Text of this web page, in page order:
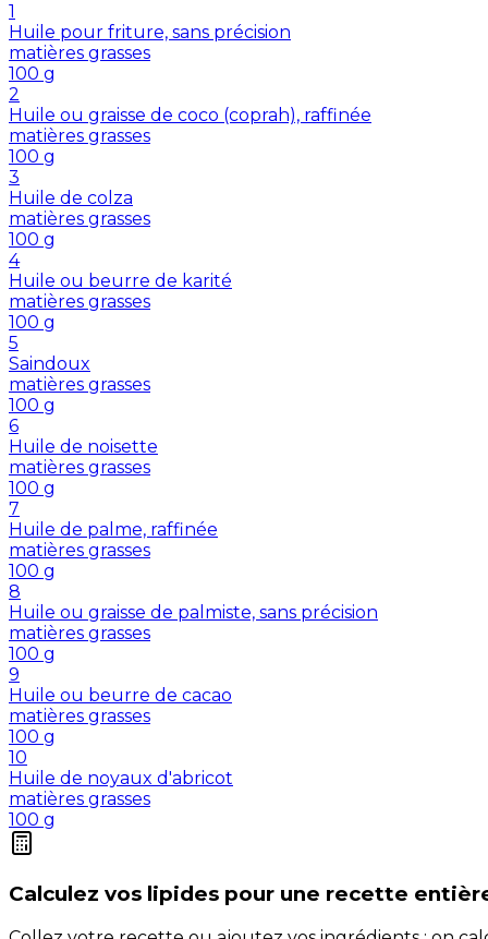
1
Huile pour friture, sans précision
matières grasses
100 g
2
Huile ou graisse de coco (coprah), raffinée
matières grasses
100 g
3
Huile de colza
matières grasses
100 g
4
Huile ou beurre de karité
matières grasses
100 g
5
Saindoux
matières grasses
100 g
6
Huile de noisette
matières grasses
100 g
7
Huile de palme, raffinée
matières grasses
100 g
8
Huile ou graisse de palmiste, sans précision
matières grasses
100 g
9
Huile ou beurre de cacao
matières grasses
100 g
10
Huile de noyaux d'abricot
matières grasses
100 g
Calculez vos lipides pour une recette